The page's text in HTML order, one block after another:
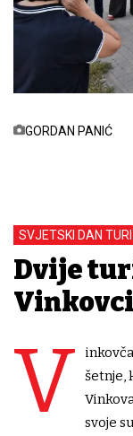
GORDAN PANIĆ
SVJETSKI DAN
Dvije
V
šetnje,
svoje